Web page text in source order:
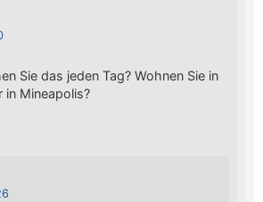
Sie das jeden Tag? Wohnen Sie in
in Mineapolis?